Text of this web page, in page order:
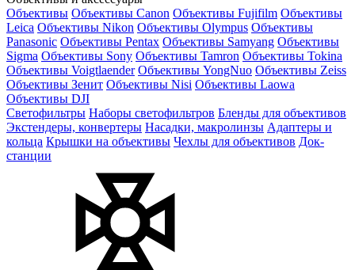
Объективы Объективы Canon Объективы Fujifilm Объективы
Leica Объективы Nikon Объективы Olympus Объективы
Panasonic Объективы Pentax Объективы Samyang Объективы
Sigma Объективы Sony Объективы Tamron Объективы Tokina
Объективы Voigtlaender Объективы YongNuo Объективы Zeiss
Объективы Зенит Объективы Nisi Объективы Laowa
Объективы DJI
Светофильтры Наборы светофильтров Бленды для объективов
Экстендеры, конвертеры Насадки, макролинзы Адаптеры и
кольца Крышки на объективы Чехлы для объективов Док-
станции